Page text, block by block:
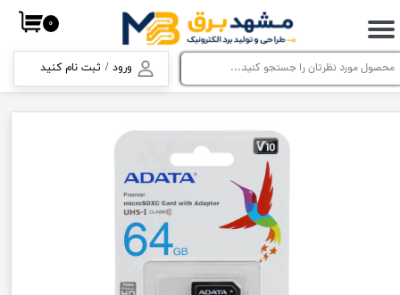
ورود / ثبت نام کنید
حساب کاربری من
تغییر گذر واژه
سفارشات
خروج از حساب کاربری
۰